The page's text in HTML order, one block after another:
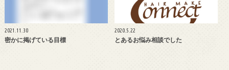
2021.11.30
密かに掲げている目標
2020.5.22
とあるお悩み相談でした